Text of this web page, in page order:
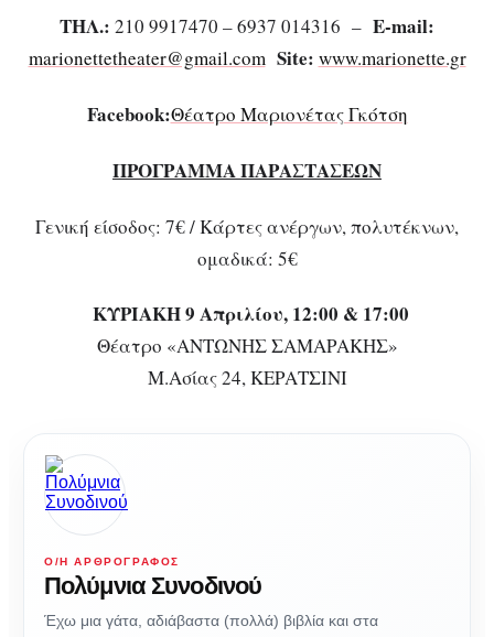
ΤΗΛ.: 210 9917470 – 6937 014316 – E-mail:
marionettetheater@gmail.com Site: www.marionette.gr
Facebook:Θέατρο Μαριονέτας Γκότση
ΠΡΟΓΡΑΜΜΑ ΠΑΡΑΣΤΑΣΕΩΝ
Γενική είσοδος: 7€ / Κάρτες ανέργων, πολυτέκνων,
ομαδικά: 5€
ΚΥΡΙΑΚΗ 9 Απριλίου, 12:00 & 17:00
Θέατρο «ΑΝΤΩΝΗΣ ΣΑΜΑΡΑΚΗΣ»
Μ.Ασίας 24, ΚΕΡΑΤΣΙΝΙ
Ο/Η ΑΡΘΡΟΓΡΆΦΟΣ
Πολύμνια Συνοδινού
Έχω μια γάτα, αδιάβαστα (πολλά) βιβλία και στα